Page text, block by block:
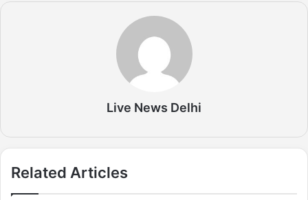
Live News Delhi
Related Articles